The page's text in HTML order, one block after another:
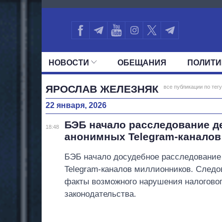
1625
НОВОСТИ ОБЕЩАНИЯ
ВСЕ ПОЛИТИКИ ПРЕЗИДЕНТ И
ЯРОСЛАВ ЖЕЛЕЗНЯК все публикации по тегу
22 января, 2026
18:48
БЭБ начало расследование
анонимных Telegram-
БЭБ начало досудебное
Telegram-каналов миллионников.
факты возможного нарушения
законодательства.